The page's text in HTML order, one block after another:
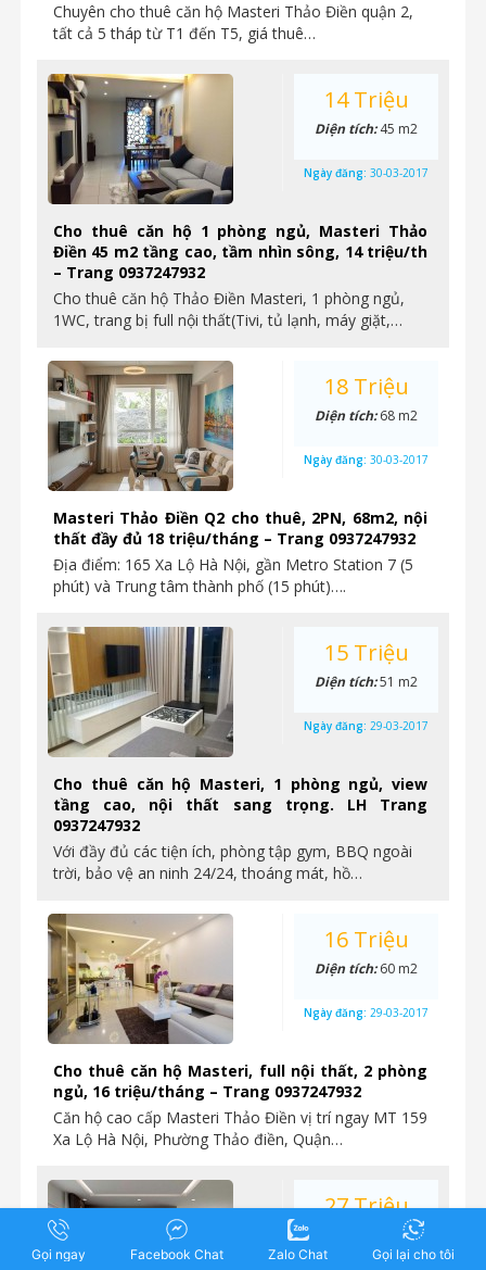
Chuyên cho thuê căn hộ Masteri Thảo Điền quận 2,
tất cả 5 tháp từ T1 đến T5, giá thuê…
Cho thuê căn hộ 1 phòng ngủ, Masteri Thảo
Điền 45 m2 tầng cao, tầm nhìn sông, 14 triệu/th
– Trang 0937247932
Cho thuê căn hộ Thảo Điền Masteri, 1 phòng ngủ,
1WC, trang bị full nội thất(Tivi, tủ lạnh, máy giặt,…
14 Triệu
Diện tích:45 m2
Ngày đăng: 30-03-2017
Masteri Thảo Điền Q2 cho thuê, 2PN, 68m2, nội
thất đầy đủ 18 triệu/tháng – Trang 0937247932
Địa điểm: 165 Xa Lộ Hà Nội, gần Metro Station 7 (5
phút) và Trung tâm thành phố (15 phút)….
18 Triệu
Diện tích:68 m2
Ngày đăng: 30-03-2017
Cho thuê căn hộ Masteri, 1 phòng ngủ, view
tầng cao, nội thất sang trọng. LH Trang
0937247932
Với đầy đủ các tiện ích, phòng tập gym, BBQ ngoài
trời, bảo vệ an ninh 24/24, thoáng mát, hồ…
15 Triệu
Diện tích:51 m2
Ngày đăng: 29-03-2017
Cho thuê căn hộ Masteri, full nội thất, 2 phòng
ngủ, 16 triệu/tháng – Trang 0937247932
Căn hộ cao cấp Masteri Thảo Điền vị trí ngay MT 159
Xa Lộ Hà Nội, Phường Thảo điền, Quận…
16 Triệu
Diện tích:60 m2
Ngày đăng: 29-03-2017
27 Triệu
89 m2
Gọi ngay Facebook Chat Zalo Chat Gọi lại cho tôi